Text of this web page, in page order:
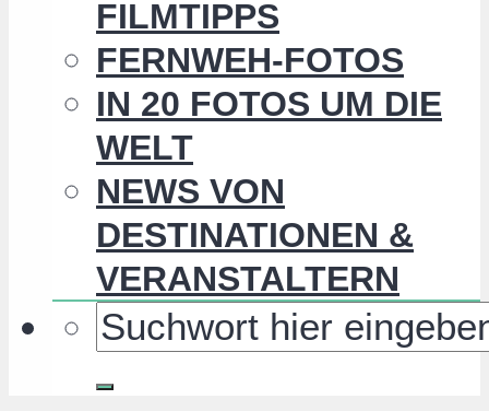
FILMTIPPS
FERNWEH-FOTOS
IN 20 FOTOS UM DIE
WELT
NEWS VON
DESTINATIONEN &
VERANSTALTERN